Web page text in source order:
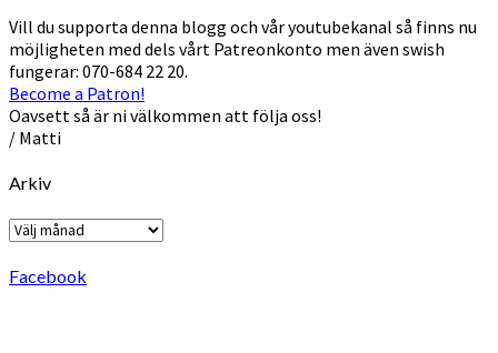
Vill du supporta denna blogg och vår youtubekanal så finns nu
möjligheten med dels vårt Patreonkonto men även swish
fungerar: 070-684 22 20.
Become a Patron!
Oavsett så är ni välkommen att följa oss!
/ Matti
Arkiv
Arkiv
Facebook